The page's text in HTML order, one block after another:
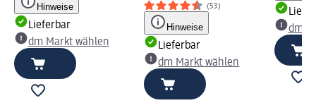
Hinweise
Lieferbar
dm Markt wählen
(53)
Hinweise
Lieferbar
dm Markt wählen
dm